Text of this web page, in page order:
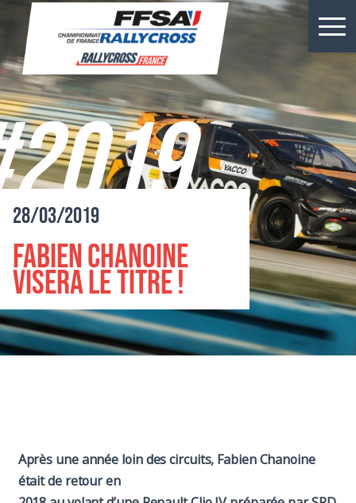
Résultats Kerlabo
Actus
Épreuves
Championnats
Billetterie
Rallycross
Presse
28/03/2019
Fabien Chanoine
visera le titre !
Après une année loin des circuits, Fabien Chanoine
était de retour en